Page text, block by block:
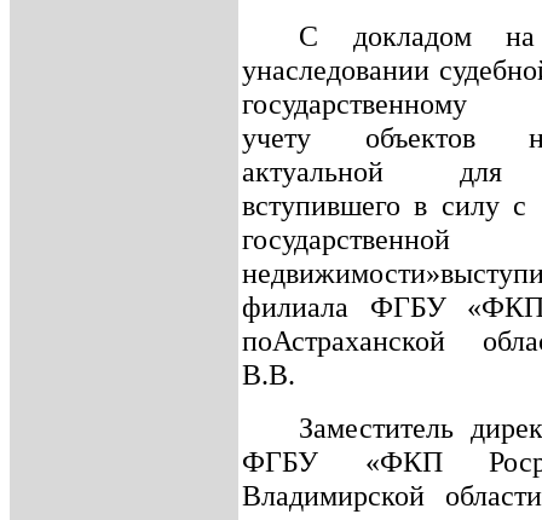
С докладом
унаследовании
государственному
учету объектов
актуальной для
вступившего в силу с
государственной
филиала ФГБУ «ФКП
поАстраханской
В.В.
Заместитель
ФГБУ «ФКП
Владимирской